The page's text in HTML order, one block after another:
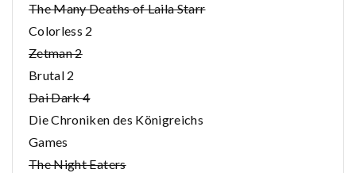
The Many Deaths of Laila Starr
Colorless 2
Zetman 2
Brutal 2
Dai Dark 4
Die Chroniken des Königreichs
Games
The Night Eaters